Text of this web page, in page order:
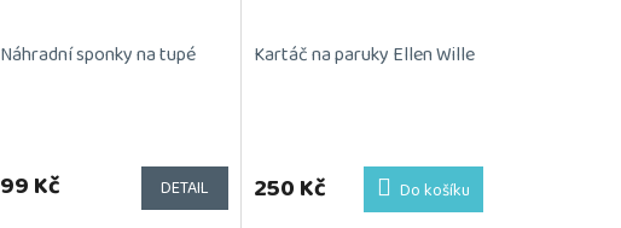
Náhradní sponky na tupé
99 Kč DETAIL
Kartáč na paruky Ellen Wille
produktu
je
250 Kč Do košíku